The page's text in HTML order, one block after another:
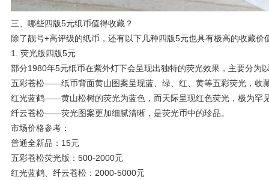
三、哪些四版5元纸币值得收藏？
除了靓号+高评级的纸币，还有以下几种四版5元也具有极高的收藏价
1. 荧光版四版5元
部分1980年5元纸币在紫外灯下会呈现出独特的荧光效果，主要分为
五彩苍松——纸币背面黄山图案呈现蓝、绿、红、黄等五彩荧光，收
红光蓝鹤——黄山松树的荧光为蓝色，而天际呈现红色荧光，极为罕
纤云苍松——荧光图案更加细腻清晰，是荧光币中的珍品。
市场价格参考：
普通全新品：15元
五彩苍松荧光版：500-2000元
红光蓝鹤、纤云苍松：2000-5000元